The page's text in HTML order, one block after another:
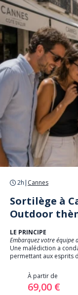
Panneau de gestion
2h | Cannes
Sortilège à
Outdoor
LE PRINCIPE
Embarquez votre équipe
Une malédiction a
permettant aux esprits
À partir de
69,00 €